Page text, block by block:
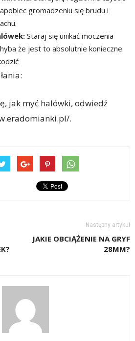
gromadzeniu się brudu i
Staraj się unikać moczenia
że jest to absolutnie konieczne.
jak myć halówki, odwiedź
.
Następny artykuł
JAKIE OBCIĄŻENIE NA GRYF
28MM?